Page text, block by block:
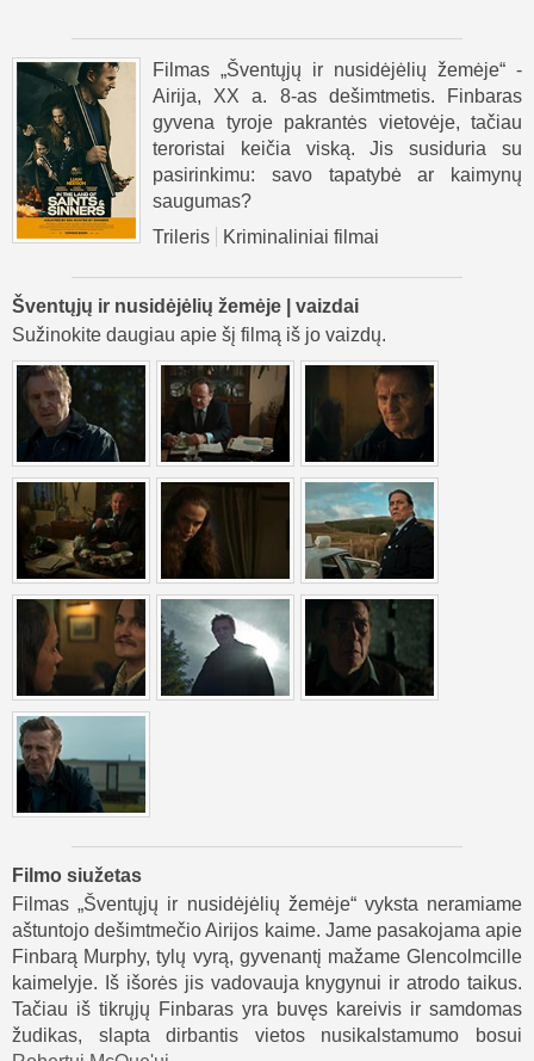
Filmas „Šventųjų ir nusidėjėlių žemėje“ -
Airija, XX a. 8-as dešimtmetis. Finbaras
gyvena tyroje pakrantės vietovėje, tačiau
teroristai keičia viską. Jis susiduria su
pasirinkimu: savo tapatybė ar kaimynų
saugumas?
Trileris
Kriminaliniai filmai
Šventųjų ir nusidėjėlių žemėje | vaizdai
Sužinokite daugiau apie šį filmą iš jo vaizdų.
Filmo siužetas
Filmas „Šventųjų ir nusidėjėlių žemėje“ vyksta neramiame
aštuntojo dešimtmečio Airijos kaime. Jame pasakojama apie
Finbarą Murphy, tylų vyrą, gyvenantį mažame Glencolmcille
kaimelyje. Iš išorės jis vadovauja knygynui ir atrodo taikus.
Tačiau iš tikrųjų Finbaras yra buvęs kareivis ir samdomas
žudikas, slapta dirbantis vietos nusikalstamumo bosui